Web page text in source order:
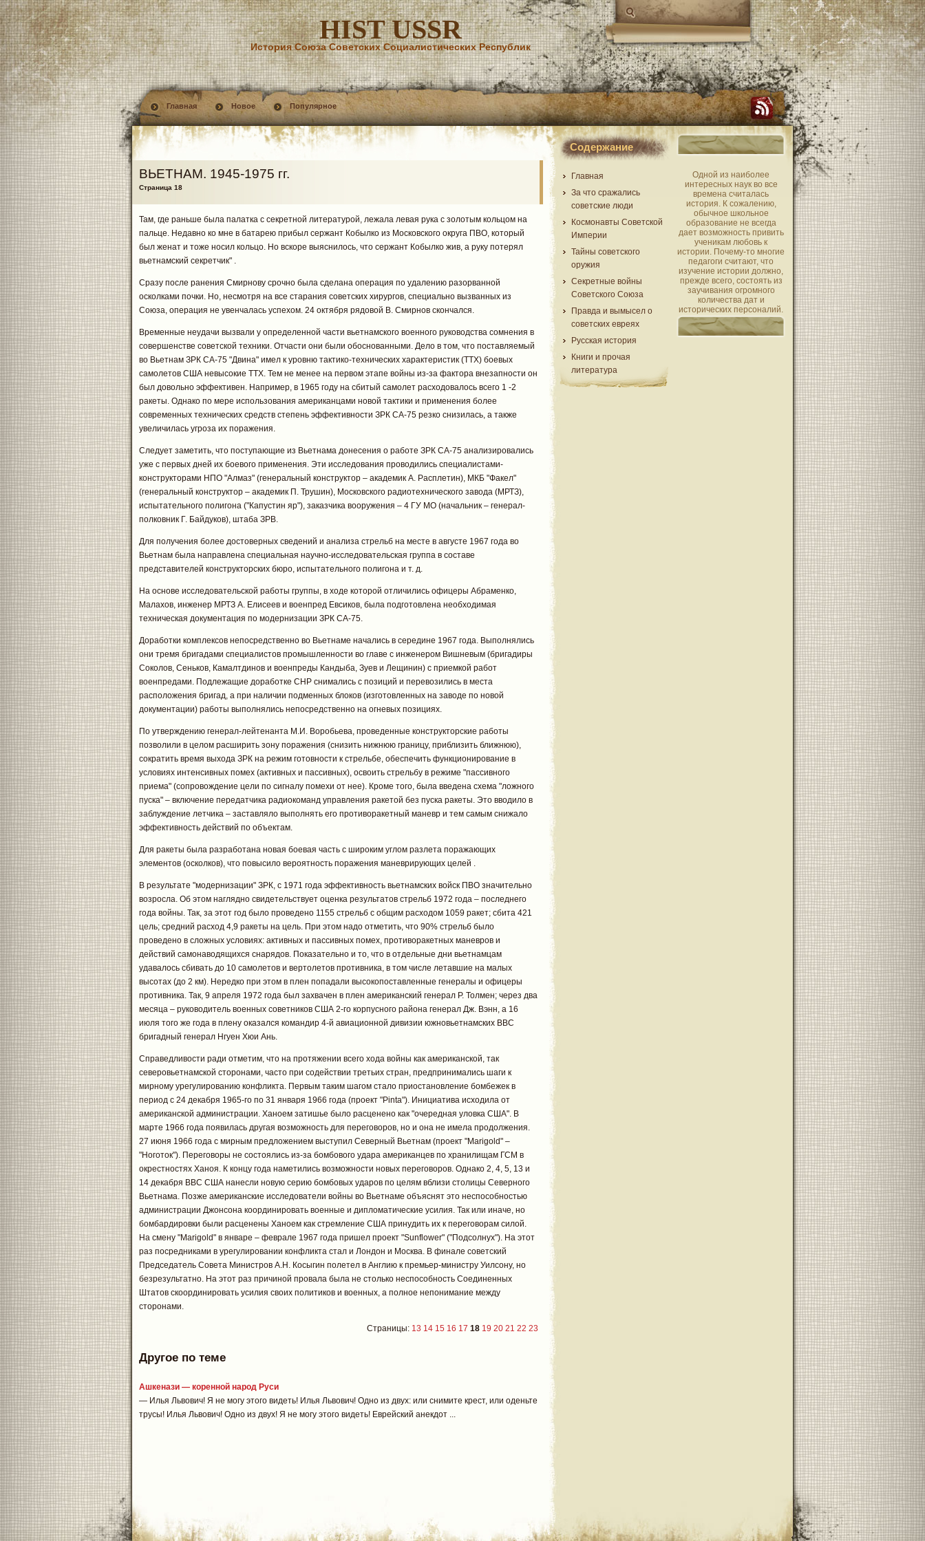
HIST USSR
История Союза Советских Социалистических Республик
Главная Новое Популярное
ВЬЕТНАМ. 1945-1975 гг.
Страница 18
Там, где раньше была палатка с секретной литературой, лежала левая рука с золотым кольцом на
пальце. Недавно ко мне в батарею прибыл сержант Кобылко из Московского округа ПВО, который
был женат и тоже носил кольцо. Но вскоре выяснилось, что сержант Кобылко жив, а руку потерял
вьетнамский секретчик" .
Сразу после ранения Смирнову срочно была сделана операция по удалению разорванной
осколками почки. Но, несмотря на все старания советских хирургов, специально вызванных из
Союза, операция не увенчалась успехом. 24 октября рядовой В. Смирнов скончался.
Временные неудачи вызвали у определенной части вьетнамского военного руководства сомнения в
совершенстве советской техники. Отчасти они были обоснованными. Дело в том, что поставляемый
во Вьетнам ЗРК СА-75 "Двина" имел к уровню тактико-технических характеристик (ТТХ) боевых
самолетов США невысокие ТТХ. Тем не менее на первом этапе войны из-за фактора внезапности он
был довольно эффективен. Например, в 1965 году на сбитый самолет расходовалось всего 1 -2
ракеты. Однако по мере использования американцами новой тактики и применения более
современных технических средств степень эффективности ЗРК СА-75 резко снизилась, а также
увеличилась угроза их поражения.
Следует заметить, что поступающие из Вьетнама донесения о работе ЗРК СА-75 анализировались
уже с первых дней их боевого применения. Эти исследования проводились специалистами-
конструкторами НПО "Алмаз" (генеральный конструктор – академик А. Расплетин), МКБ "Факел"
(генеральный конструктор – академик П. Трушин), Московского радиотехнического завода (МРТЗ),
испытательного полигона ("Капустин яр"), заказчика вооружения – 4 ГУ МО (начальник – генерал-
полковник Г. Байдуков), штаба ЗРВ.
Для получения более достоверных сведений и анализа стрельб на месте в августе 1967 года во
Вьетнам была направлена специальная научно-исследовательская группа в составе
представителей конструкторских бюро, испытательного полигона и т. д.
На основе исследовательской работы группы, в ходе которой отличились офицеры Абраменко,
Малахов, инженер МРТЗ А. Елисеев и военпред Евсиков, была подготовлена необходимая
техническая документация по модернизации ЗРК СА-75.
Доработки комплексов непосредственно во Вьетнаме начались в середине 1967 года. Выполнялись
они тремя бригадами специалистов промышленности во главе с инженером Вишневым (бригадиры
Соколов, Сеньков, Камалтдинов и военпреды Кандыба, Зуев и Лещинин) с приемкой работ
военпредами. Подлежащие доработке СНР снимались с позиций и перевозились в места
расположения бригад, а при наличии подменных блоков (изготовленных на заводе по новой
документации) работы выполнялись непосредственно на огневых позициях.
По утверждению генерал-лейтенанта М.И. Воробьева, проведенные конструкторские работы
позволили в целом расширить зону поражения (снизить нижнюю границу, приблизить ближнюю),
сократить время выхода ЗРК на режим готовности к стрельбе, обеспечить функционирование в
условиях интенсивных помех (активных и пассивных), освоить стрельбу в режиме "пассивного
приема" (сопровождение цели по сигналу помехи от нее). Кроме того, была введена схема "ложного
пуска" – включение передатчика радиокоманд управления ракетой без пуска ракеты. Это вводило в
заблуждение летчика – заставляло выполнять его противоракетный маневр и тем самым снижало
эффективность действий по объектам.
Для ракеты была разработана новая боевая часть с широким углом разлета поражающих
элементов (осколков), что повысило вероятность поражения маневрирующих целей .
В результате "модернизации" ЗРК, с 1971 года эффективность вьетнамских войск ПВО значительно
возросла. Об этом наглядно свидетельствует оценка результатов стрельб 1972 года – последнего
года войны. Так, за этот год было проведено 1155 стрельб с общим расходом 1059 ракет; сбита 421
цель; средний расход 4,9 ракеты на цель. При этом надо отметить, что 90% стрельб было
проведено в сложных условиях: активных и пассивных помех, противоракетных маневров и
действий самонаводящихся снарядов. Показательно и то, что в отдельные дни вьетнамцам
удавалось сбивать до 10 самолетов и вертолетов противника, в том числе летавшие на малых
высотах (до 2 км). Нередко при этом в плен попадали высокопоставленные генералы и офицеры
противника. Так, 9 апреля 1972 года был захвачен в плен американский генерал Р. Толмен; через два
месяца – руководитель военных советников США 2-го корпусного района генерал Дж. Вэнн, а 16
июля того же года в плену оказался командир 4-й авиационной дивизии южновьетнамских ВВС
бригадный генерал Нгуен Хюи Ань.
Справедливости ради отметим, что на протяжении всего хода войны как американской, так
северовьетнамской сторонами, часто при содействии третьих стран, предпринимались шаги к
мирному урегулированию конфликта. Первым таким шагом стало приостановление бомбежек в
период с 24 декабря 1965-го по 31 января 1966 года (проект "Pinta"). Инициатива исходила от
американской администрации. Ханоем затишье было расценено как "очередная уловка США". В
марте 1966 года появилась другая возможность для переговоров, но и она не имела продолжения.
27 июня 1966 года с мирным предложением выступил Северный Вьетнам (проект "Marigold" –
"Ноготок"). Переговоры не состоялись из-за бомбового удара американцев по хранилищам ГСМ в
окрестностях Ханоя. К концу года наметились возможности новых переговоров. Однако 2, 4, 5, 13 и
14 декабря ВВС США нанесли новую серию бомбовых ударов по целям вблизи столицы Северного
Вьетнама. Позже американские исследователи войны во Вьетнаме объяснят это неспособностью
администрации Джонсона координировать военные и дипломатические усилия. Так или иначе, но
бомбардировки были расценены Ханоем как стремление США принудить их к переговорам силой.
На смену "Marigold" в январе – феврале 1967 года пришел проект "Sunflower" ("Подсолнух"). На этот
раз посредниками в урегулировании конфликта стал и Лондон и Москва. В финале советский
Председатель Совета Министров А.Н. Косыгин полетел в Англию к премьер-министру Уилсону, но
безрезультатно. На этот раз причиной провала была не столько неспособность Соединенных
Штатов скоординировать усилия своих политиков и военных, а полное непонимание между
сторонами.
Страницы: 13 14 15 16 17 18 19 20 21 22 23
Другое по теме
Ашкенази — коренной народ Руси
— Илья Львович! Я не могу этого видеть! Илья Львович! Одно из двух: или снимите крест, или оденьте
трусы! Илья Львович! Одно из двух! Я не могу этого видеть! Еврейский анекдот ...
Содержание
Главная
За что сражались
советские люди
Космонавты Советской
Империи
Тайны советского
оружия
Секретные войны
Советского Союза
Правда и вымысел о
советских евреях
Русская история
Книги и прочая
литература
Одной из наиболее
интересных наук во все
времена считалась
история. К сожалению,
обычное школьное
образование не всегда
дает возможность привить
ученикам любовь к
истории. Почему-то многие
педагоги считают, что
изучение истории должно,
прежде всего, состоять из
заучивания огромного
количества дат и
исторических персоналий.